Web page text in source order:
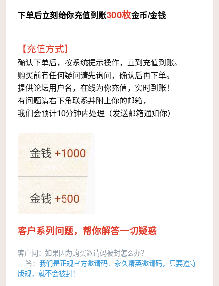
下单后立刻给你充值到账300枚金币/金钱
【充值方式】
确认下单后，按系统提示操作，直到充值到账。
购买前有任何疑问请先询问，确认后再下单。
提供论坛用户名，在线为你充值，实时到账！
有问题请右下角联系并附上你的邮箱，
我们会预计10分钟内处理（发送邮箱通知你）
客户系列问题，帮你解答一切疑惑
客户问：如果因为购买邀请码被封怎么办？
答： 我们是正规官方邀请码，永久精英邀请码，只要遵守
版规，就不会被封！